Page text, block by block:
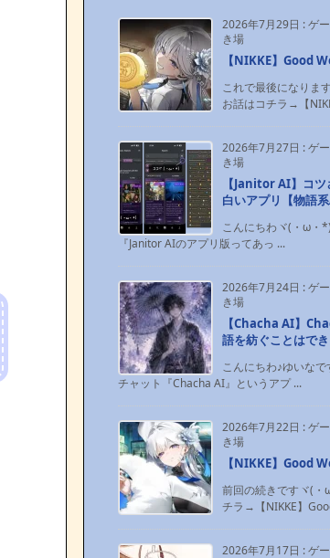
2026年7月29日 :ゲ
き場
【NIKKE】Good
これで最後になりま
お話はコチラ→【
2026年7月27日 :ゲ
き場
【Janitor AI】コ
白いアプリ【物語系
こんにちわヾ(・ω・
『Janitor AIのアプリ版ってあっ ...
2026年7月24日 :ゲ
き場
【Chacha AI】
語を紡ぐことはで
こんにちわ♪ゆいな
チャット『Chacha AI』というアプ ...
2026年7月22日 :ゲ
き場
【NIKKE】Good
前回の続きですヾ(
チラ→【NIKKE】
2026年7月17日 :ゲ